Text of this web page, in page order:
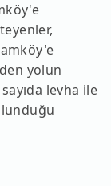
yolun
levha ile